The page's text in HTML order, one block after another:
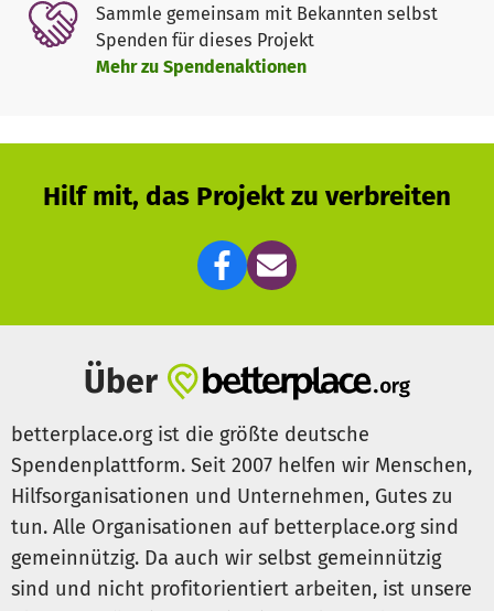
Sammle gemeinsam mit Bekannten selbst
Spenden für dieses Projekt
Mehr zu Spendenaktionen
Hilf mit, das Projekt zu verbreiten
Über
betterplace.org ist die größte deutsche
Spendenplattform. Seit 2007 helfen wir Menschen,
Hilfsorganisationen und Unternehmen, Gutes zu
tun. Alle Organisationen auf betterplace.org sind
gemeinnützig. Da auch wir selbst gemeinnützig
sind und nicht profitorientiert arbeiten, ist unsere